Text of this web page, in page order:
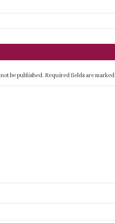
be published. Required fields are marked